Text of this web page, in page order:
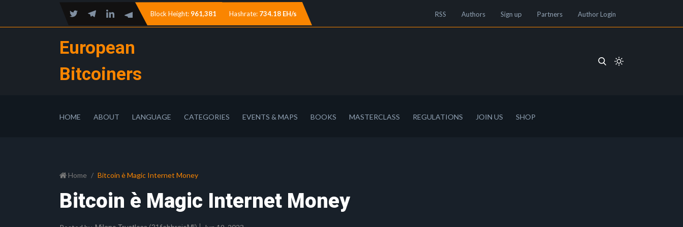
Block Height: 961,381 Hashrate: 734.18 EH/s RSS Authors Sign up Partners Author Login
European
Bitcoiners
HOME ABOUT LANGUAGE CATEGORIES EVENTS & MAPS BOOKS MASTERCLASS REGULATIONS JOIN US SHOP
Home Bitcoin è Magic Internet Money
Bitcoin è Magic Internet Money